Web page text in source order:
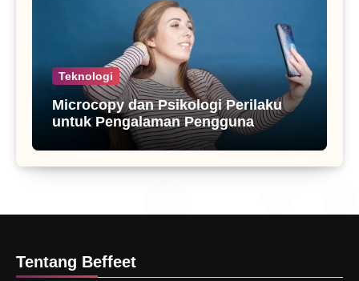
Teknologi
Microcopy dan Psikologi Perilaku
untuk Pengalaman Pengguna
Tentang Beffeet